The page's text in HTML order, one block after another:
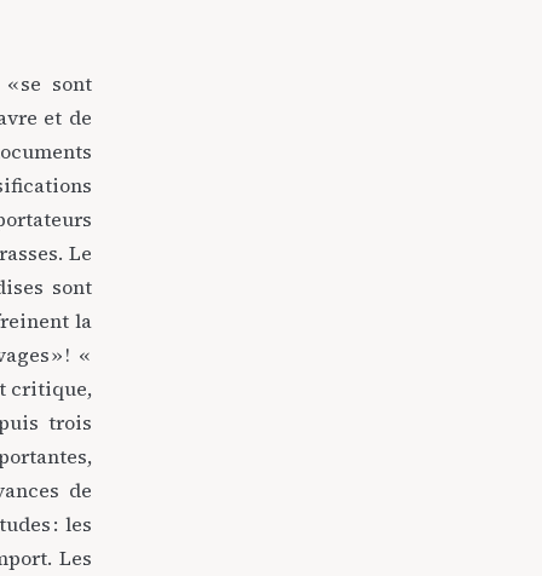
se sont
et de
Le
sont
la
» ! «
critique,
trois
de
: les
Les